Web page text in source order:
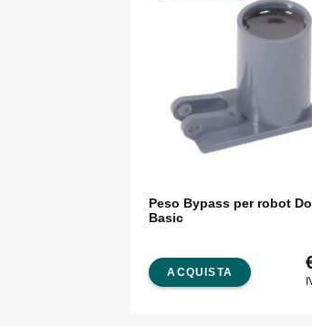
Peso Bypass per robot
Basic
ACQUISTA